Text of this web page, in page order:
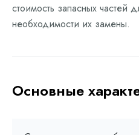
стоимость запасных частей
необходимости их замены.
Основные